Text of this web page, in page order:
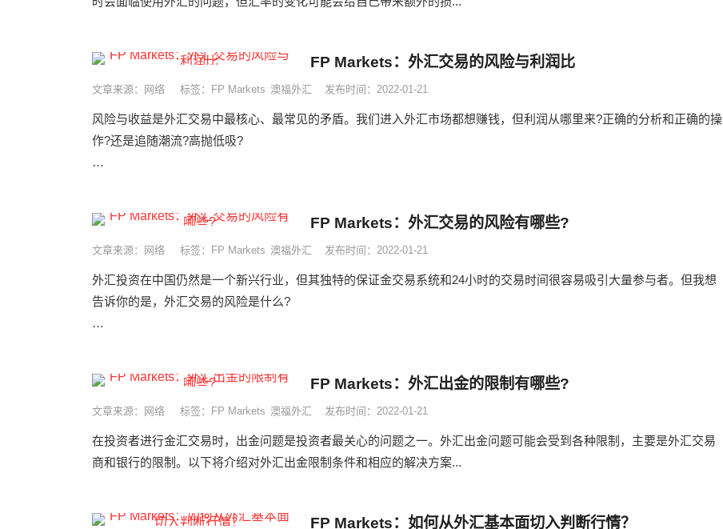
FP Markets：外汇交易的风险与利润比
文章来源：网络 标签： FP Markets 澳福外汇 发布时间：2022-01-21
风险与收益是外汇交易中最核心、最常见的矛盾。我们进入外汇市场都想赚钱，但利润从哪里来?正确的分析和正确的操
作?还是追随潮流?高抛低吸?
FP Markets：外汇交易的风险有哪些?
文章来源：网络 标签： FP Markets 澳福外汇 发布时间：2022-01-21
外汇投资在中国仍然是一个新兴行业，但其独特的保证金交易系统和24小时的交易时间很容易吸引大量参与者。但我想
告诉你的是，外汇交易的风险是什么?
FP Markets：外汇出金的限制有哪些?
文章来源：网络 标签： FP Markets 澳福外汇 发布时间：2022-01-21
在投资者进行金汇交易时，出金问题是投资者最关心的问题之一。外汇出金问题可能会受到各种限制，主要是外汇交易
商和银行的限制。以下将介绍对外汇出金限制条件和相应的解决方案...
FP Markets：如何从外汇基本面切入判断行情？